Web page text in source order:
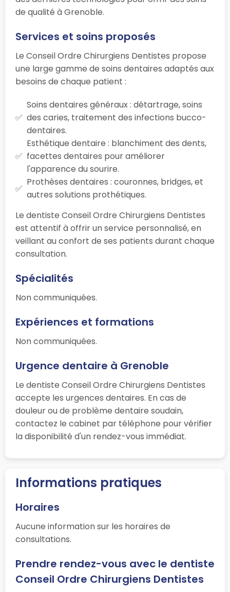
de qualité à Grenoble.
Services et soins proposés
Le Conseil Ordre Chirurgiens Dentistes propose
une large gamme de soins dentaires adaptés aux
besoins de chaque patient :
Soins dentaires généraux : détartrage, soins
des caries, traitement des infections bucco-
dentaires.
Esthétique dentaire : blanchiment des dents,
facettes dentaires pour améliorer
l'apparence du sourire.
Prothèses dentaires : couronnes, bridges, et
autres solutions prothétiques.
Le dentiste Conseil Ordre Chirurgiens Dentistes
est attentif à offrir un service personnalisé, en
veillant au confort de ses patients durant chaque
consultation.
Spécialités
Non communiquées.
Expériences et formations
Non communiquées.
Urgence dentaire à Grenoble
Le dentiste Conseil Ordre Chirurgiens Dentistes
accepte les urgences dentaires. En cas de
douleur ou de problème dentaire soudain,
contactez le cabinet par téléphone pour vérifier
la disponibilité d'un rendez-vous immédiat.
Informations pratiques
Horaires
Aucune information sur les horaires de
consultations.
Prendre rendez-vous avec le dentiste
Conseil Ordre Chirurgiens Dentistes